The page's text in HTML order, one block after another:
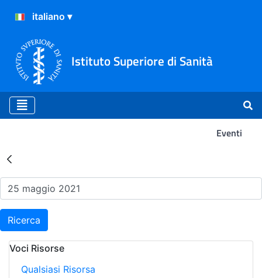
Istituto Superiore di Sanità
Eventi
Risultati della Ricerca -
Ricerca
Voci Risorse
Qualsiasi Risorsa